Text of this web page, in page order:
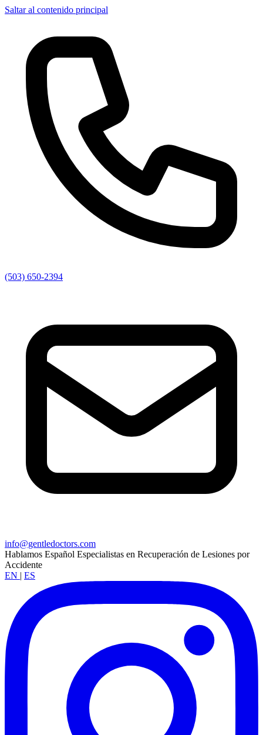
Saltar al contenido principal
(503) 650-2394
info@gentledoctors.com
Hablamos Español Especialistas en Recuperación de Lesiones por
Accidente
EN | ES